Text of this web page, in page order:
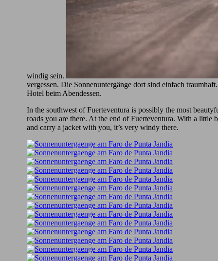
windig sein.
vergessen. Die Sonnenuntergänge dort sind einfach
Hotel beim Abendessen.
In the southwest of Fuerteventura is possibly the most
roads you are there. At the end of Fuerteventura. With a little
and carry a jacket with you, it’s very windy there.